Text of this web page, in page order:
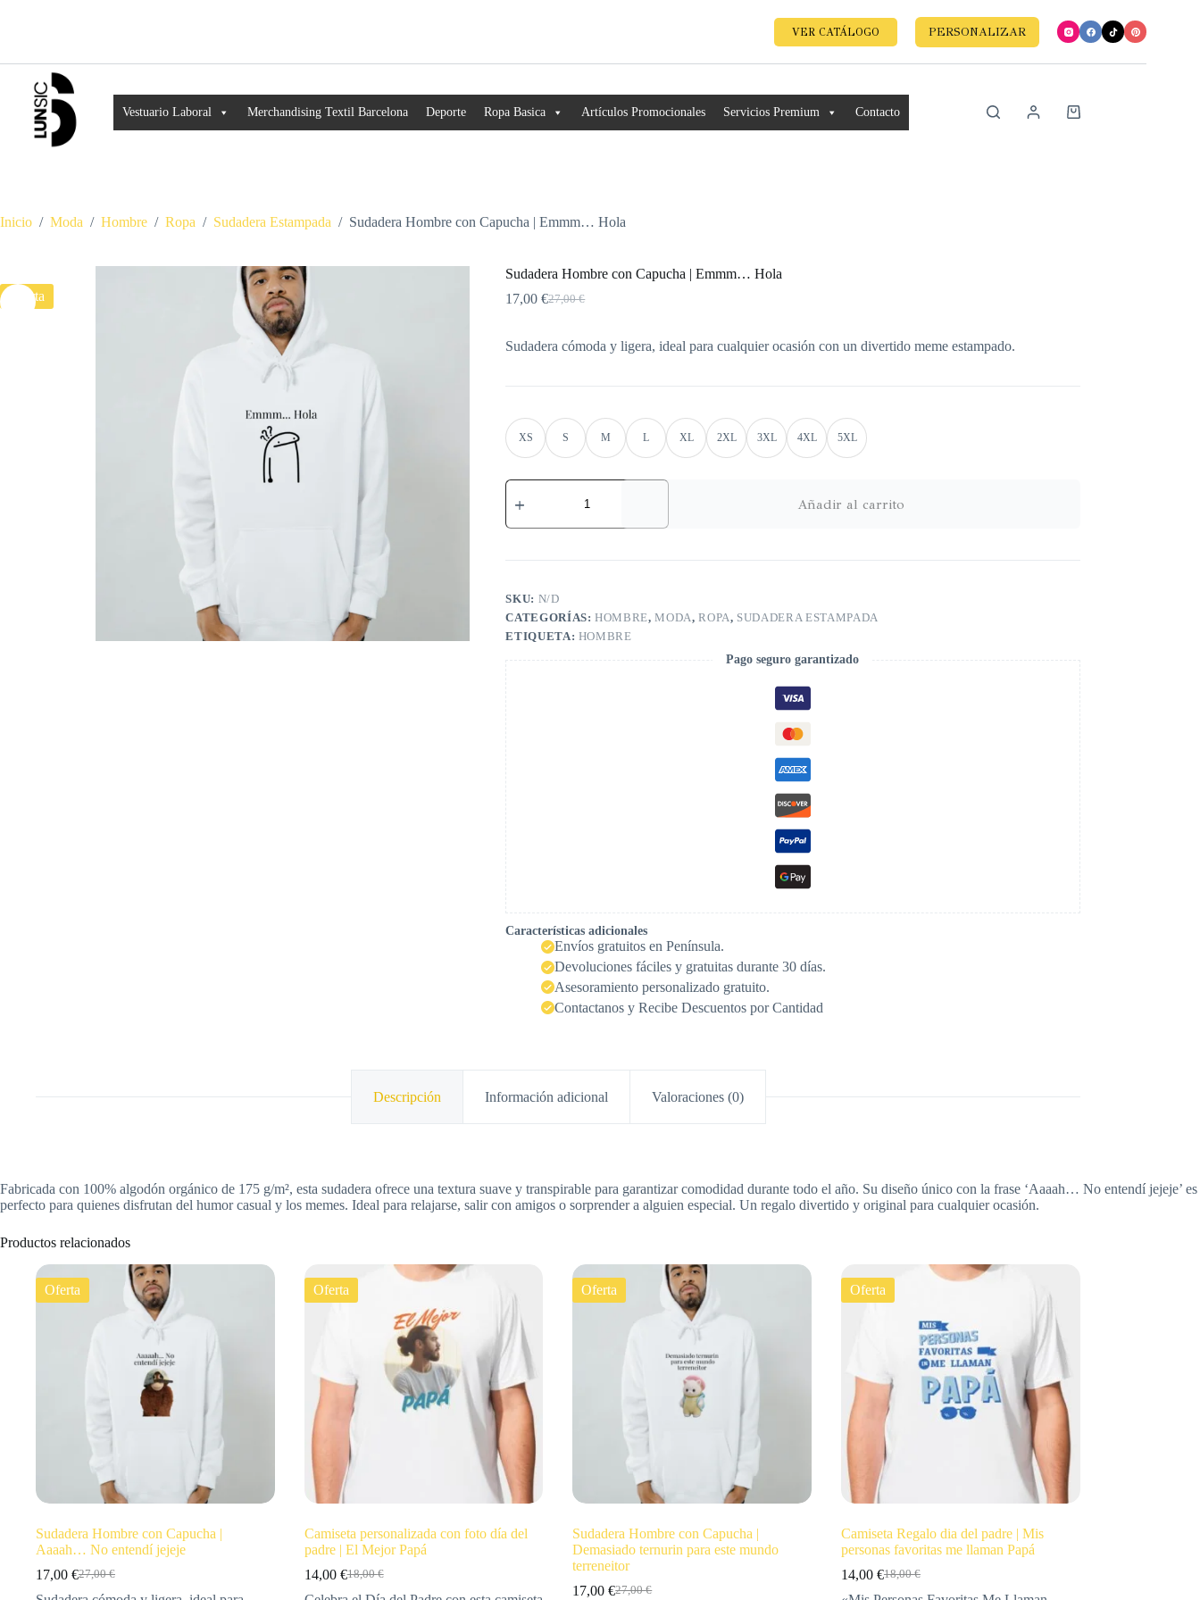
VER CATÁLOGO PERSONALIZAR
Vestuario Laboral Merchandising Textil Barcelona Deporte Ropa Basica Artículos Promocionales Servicios Premium Contacto
Inicio / Moda / Hombre / Ropa / Sudadera Estampada / Sudadera Hombre con Capucha | Emmm… Hola
Oferta
Sudadera Hombre con Capucha | Emmm… Hola
27,00€
17,00€
Sudadera cómoda y ligera, ideal para cualquier ocasión con un divertido meme estampado.
XS S M L XL 2XL 3XL 4XL 5XL
Añadir al carrito
SKU: N/D
CATEGORÍAS:HOMBRE,MODA,ROPA, SUDADERA ESTAMPADA
ETIQUETA: HOMBRE
Pago seguro garantizado
Características adicionales
Envíos gratuitos en Península.
Devoluciones fáciles y gratuitas durante 30 días.
Asesoramiento personalizado gratuito.
Contactanos y Recibe Descuentos por Cantidad
Descripción Información adicional Valoraciones (0)
Fabricada con 100% algodón orgánico de 175 g/m², esta sudadera ofrece una textura suave y transpirable para garantizar comodidad durante todo el año. Su diseño único con la frase ‘Aaaah… No entendí jejeje’ es
perfecto para quienes disfrutan del humor casual y los memes. Ideal para relajarse, salir con amigos o sorprender a alguien especial. Un regalo divertido y original para cualquier ocasión.
Productos relacionados
Oferta
Sudadera Hombre con Capucha |
Aaaah… No entendí jejeje
27,00€
17,00 €
Oferta
Camiseta personalizada con foto día del
padre | El Mejor Papá
18,00€
14,00 €
Oferta
Sudadera Hombre con Capucha |
Demasiado ternurin para este mundo
terreneitor
27,00€
17,00€
Oferta
Camiseta Regalo dia del padre | Mis
personas favoritas me llaman Papá
18,00€
14,00 €